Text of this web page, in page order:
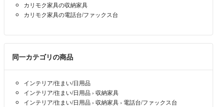
カリモク家具の収納家具
カリモク家具の電話台/ファックス台
同一カテゴリの商品
インテリア/住まい/日用品
インテリア/住まい/日用品 › 収納家具
インテリア/住まい/日用品 › 収納家具 › 電話台/ファックス台